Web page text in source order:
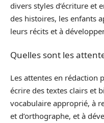
divers styles d’écriture et
des histoires, les enfants
leurs récits et à
Quelles sont les
Les attentes en rédaction
écrire des textes clairs et
vocabulaire approprié, à
et d’orthographe, et à